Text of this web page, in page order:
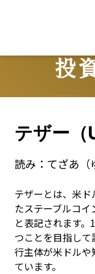
投
テザー（
読み： てざあ（
テザーとは、米
たステーブルコイ
と表記されます
つことを目指し
行主体が米ドル
ています。